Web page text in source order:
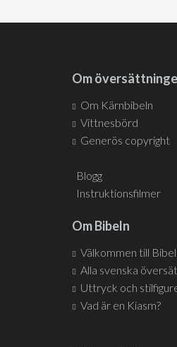
Om
Om Kärnbibeln
Vittnesbörd
Generös copyright
Blogg
Instruktionsfilmer
Om Bibeln
Välkommen till
Alla svenska
Uttryck och
Vad är en Kiasm?